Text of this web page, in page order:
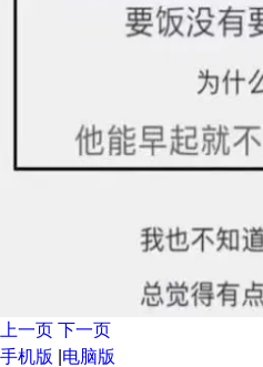
上一页 下一页
手机版
电脑版